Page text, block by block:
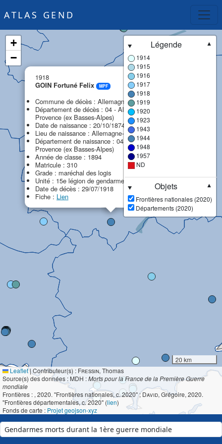
ATLAS GEND
1918
GOIN Fortuné Felix
MPF
Commune de décès : Allemagne-en-Provence
Département de décès : 04 - Alpes-de-Haute-
Provence (ex Basses-Alpes)
Date de naissance : 20/10/1874
Lieu de naissance : Allemagne-en-Provence
Département de naissance : 04 - Alpes-de-Haute-
Provence (ex Basses-Alpes)
Année de classe : 1894
Matricule : 310
Grade : maréchal des logis
Unité : 15e légion de gendarmerie (15e LG)
Date de décès : 29/07/1918
Fiche : Lien
+
−
Légende
▼
1914
1915
1916
1917
1918
1919
1920
1923
1943
1944
1948
1957
ND
Objets
▼
Frontières nationales (2020)
Départements (2020)
20 km
Leaflet|Contributeur(s) : Fressin, Thomas
Source(s) des données : MDH :Morts pour la France de la Première Guerre
mondiale
Frontières : , 2020. "Frontières nationales, c. 2020" ;David, Grégoire, 2020.
"Frontières départementales, c. 2020" (lien)
Fonds de carte : Projet geojson-xyz